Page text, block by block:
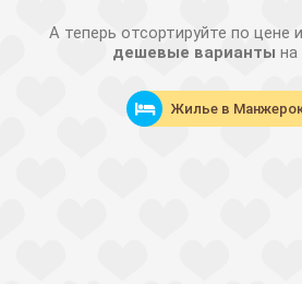
А теперь отсортируйте по цене
дешевые варианты на
 Жилье в